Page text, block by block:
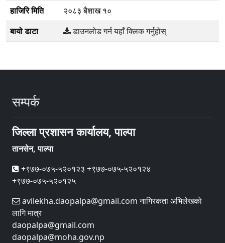
हाजिरि मिति
२०८३ बैशाख १०
बायो डाटा
डाउनलोड गर्न यहाँ क्लिक गर्नुहोस्
सम्पर्क
जिल्ला प्रशासन कार्यालय, पाल्पा
तानसेन, पाल्पा
+९७७-०७५-५२०१२३ +९७७-०७५-५२०१२४
+९७७-०७५-५२०१२५
avilekha.daopalpa@gmail.com नागिरकता अभिलेखकाे
लागि मात्र
daopalpa@gmail.com
daopalpa@moha.gov.np